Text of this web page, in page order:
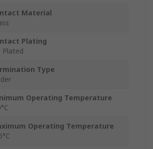
Material
Plating
Plated
Type
Operating Temperature
Operating Temperature